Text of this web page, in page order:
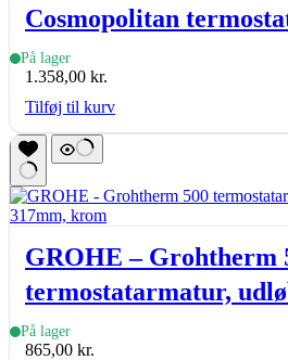
Cosmopolitan
1/2″, bredde 298mm,
På lager
1.358,00 kr.
Tilføj til kurv
GROHE – Grohtherm
termostatarmatur,
317mm, krom
På lager
865,00 kr.